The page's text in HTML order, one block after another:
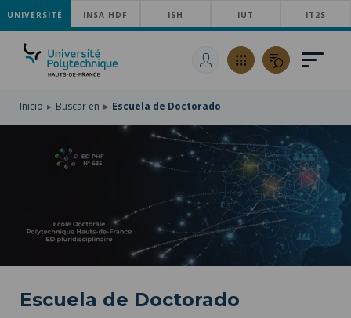
SKIP
TO
MAIN
NAVIGATION
PASAR
AL
CONTENIDO
SKIP
UNIVERSITÉ INSA HDF ISH IUT IT2S
Inicio Buscar en Escuela de Doctorado
Escuela de Doctorado